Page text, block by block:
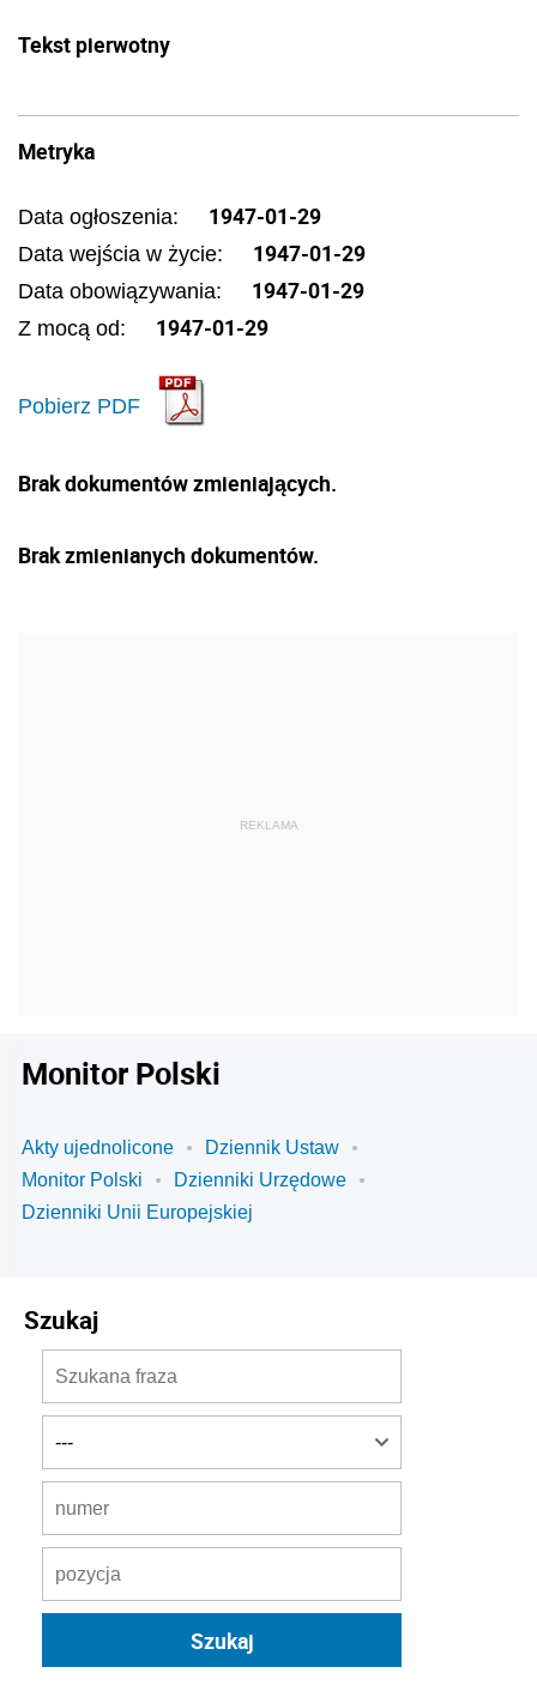
Tekst pierwotny
Metryka
Data ogłoszenia: 1947-01-29
Data wejścia w życie: 1947-01-29
Data obowiązywania: 1947-01-29
Z mocą od: 1947-01-29
Pobierz PDF
Brak dokumentów zmieniających.
Brak zmienianych dokumentów.
Monitor Polski
Akty ujednolicone
Dziennik Ustaw
Monitor Polski
Dzienniki Urzędowe
Dzienniki Unii Europejskiej
Szukaj